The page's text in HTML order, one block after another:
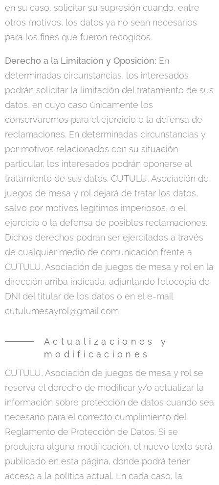
en su caso, solicitar su supresión cuando, entre
otros motivos, los datos ya no sean necesarios
para los fines que fueron recogidos.
Derecho a la Limitación y Oposición: En
determinadas circunstancias, los interesados
podrán solicitar la limitación del tratamiento de sus
datos, en cuyo caso únicamente los
conservaremos para el ejercicio o la defensa de
reclamaciones. En determinadas circunstancias y
por motivos relacionados con su situación
particular, los interesados podrán oponerse al
tratamiento de sus datos. CUTULU, Asociación de
juegos de mesa y rol dejará de tratar los datos,
salvo por motivos legítimos imperiosos, o el
ejercicio o la defensa de posibles reclamaciones.
Dichos derechos podrán ser ejercitados a través
de cualquier medio de comunicación frente a
CUTULU, Asociación de juegos de mesa y rol en la
dirección arriba indicada, adjuntando fotocopia de
DNI del titular de los datos o en el e-mail ​
cutulumesayrol@gmail.com
Actualizaciones y
modificaciones
CUTULU, Asociación de juegos de mesa y rol se
reserva el derecho de modificar y/o actualizar la
información sobre protección de datos cuando sea
necesario para el correcto cumplimiento del
Reglamento de Protección de Datos. Si se
produjera alguna modificación, el nuevo texto será
publicado en esta página, donde podrá tener
acceso a la política actual. En cada caso, la